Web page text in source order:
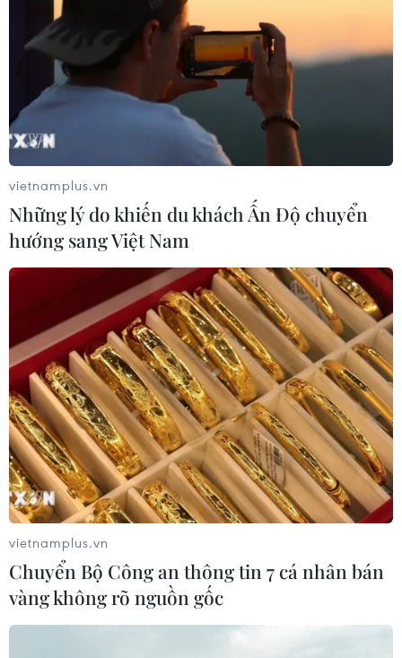
vietnamplus.vn
Những lý do khiến du khách Ấn Độ chuyển
hướng sang Việt Nam
vietnamplus.vn
Chuyển Bộ Công an thông tin 7 cá nhân bán
vàng không rõ nguồn gốc